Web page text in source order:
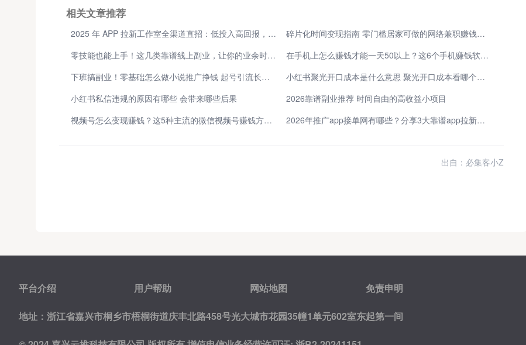
相关文章推荐
2025 年 APP 拉新工作室全渠道直招：低投入高回报，总部全程扶持
碎片化时间变现指南 零门槛居家可做的网络兼职赚钱项目盘点
零技能也能上手！这几类靠谱线上副业，让你的业余时间超值钱
在手机上怎么赚钱才能一天50以上？这6个手机赚钱软件app你一定要知道!
下班搞副业！零基础怎么做小说推广挣钱 起号引流长久变现干货
小红书聚光开口成本是什么意思 聚光开口成本看哪个数据
小红书私信违规的原因有哪些 会带来哪些后果
2026靠谱副业推荐 时间自由的高收益小项目
视频号怎么变现赚钱？这5种主流的微信视频号赚钱方法，做得好一天能赚1000+
2026年推广app接单网有哪些？分享3大靠谱app拉新一手渠道商
出自：必集客小Z
平台介绍 用户帮助 网站地图 免责申明
地址：浙江省嘉兴市桐乡市梧桐街道庆丰北路458号光大城市花园35幢1单元602室东起第一间